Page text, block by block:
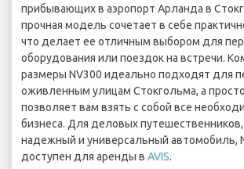
прибывающих в аэропорт Арланда в
прочная модель сочетает в себе
что делает ее отличным выбором для
оборудования или поездок на встречи.
размеры NV300 идеально подходят для
оживленным улицам Стокгольма, а
позволяет вам взять с собой все
бизнеса. Для деловых
надежный и универсальный автомобиль,
доступен для аренды в AVIS.